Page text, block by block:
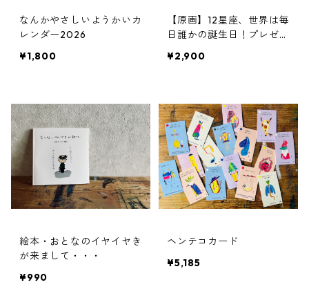
なんかやさしいようかいカ
レンダー2026
¥1,800
【原画】12星座、世界は毎
日誰かの誕生日！プレゼン
¥2,900
絵本・おとなのイヤイヤき
が来まして・・・
¥990
ヘンテコカード
¥5,185